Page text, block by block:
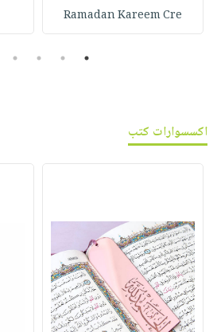
Ramadan Kareem Cre
1
2
3
4
اكسسوارات كتب